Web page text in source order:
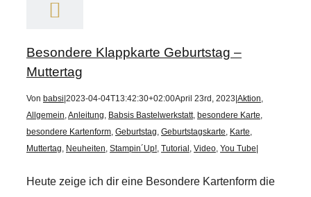
Besondere Klappkarte Geburtstag –
Muttertag
Von babsi 2023-04-04T13:42:30+02:00April 23rd, 2023 Aktion,
Allgemein,Anleitung, Babsis Bastelwerkstatt, besondere Karte,
besondere Kartenform, Geburtstag, Geburtstagskarte, Karte,
Muttertag, Neuheiten, Stampin´Up!, Tutorial , Video, You Tube
Heute zeige ich dir eine Besondere Kartenform die